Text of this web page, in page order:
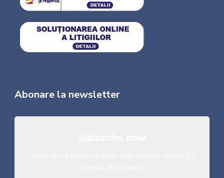
Abonare la newsletter